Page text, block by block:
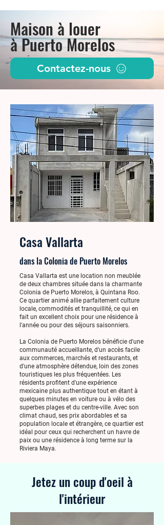
Maison à louer
à Puerto Morelos
Contactez-nous
Casa Vallarta
dans la Colonia de Puerto Morelos
Casa Vallarta est une location non meublée
de deux chambres située dans la charmante
Colonia de Puerto Morelos, à Quintana Roo.
Ce quartier animé allie parfaitement culture
locale, commodités et tranquillité, ce qui en
fait un excellent choix pour une résidence à
l'année ou pour des séjours saisonniers.
La Colonia de Puerto Morelos bénéficie d'une
communauté accueillante, d'un accès facile
aux commerces, marchés et restaurants, et
d'une atmosphère détendue, loin des zones
touristiques les plus fréquentées. Les
résidents profitent d'une expérience
mexicaine plus authentique tout en étant à
quelques minutes en voiture ou à vélo des
superbes plages et du centre-ville. Avec son
climat chaud, ses prix abordables et sa
population locale et étrangère, ce quartier est
idéal pour ceux qui recherchent un havre de
paix ou une résidence à long terme sur la
Riviera Maya.
Jetez un coup d'oeil à
l'intérieur